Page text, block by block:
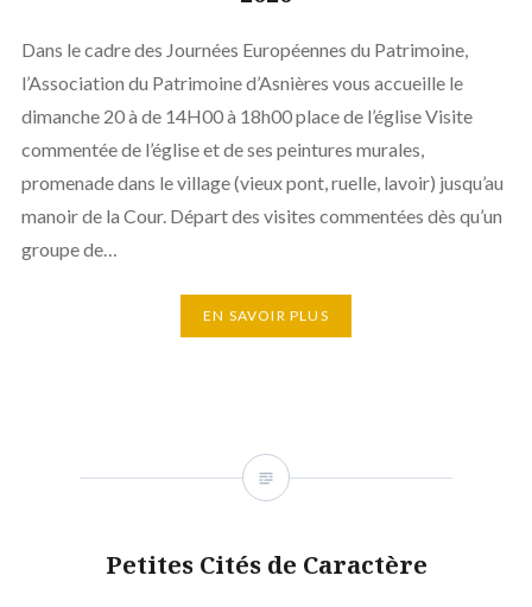
Dans le cadre des Journées Européennes du Patrimoine,
l’Association du Patrimoine d’Asnières vous accueille le
dimanche 20 à de 14H00 à 18h00 place de l’église Visite
commentée de l’église et de ses peintures murales,
promenade dans le village (vieux pont, ruelle, lavoir) jusqu’au
manoir de la Cour. Départ des visites commentées dès qu’un
groupe de…
EN SAVOIR PLUS
Petites Cités de Caractère